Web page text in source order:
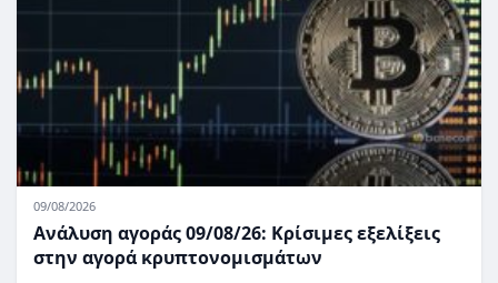
09/08/2026
Ανάλυση αγοράς 09/08/26: Κρίσιμες εξελίξεις
στην αγορά κρυπτονομισμάτων